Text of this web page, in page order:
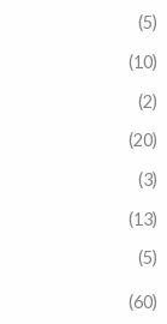
(5)
(10)
(2)
(20)
(3)
(13)
(5)
(60)